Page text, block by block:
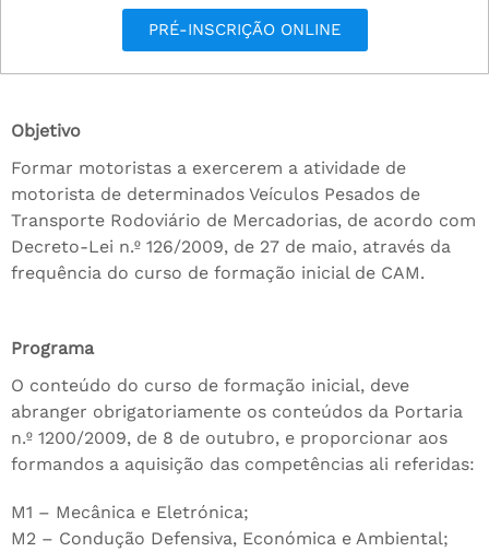
PRÉ-INSCRIÇÃO ONLINE
Objetivo
Formar motoristas a exercerem a atividade de
motorista de determinados Veículos Pesados de
Transporte Rodoviário de Mercadorias, de acordo com
Decreto-Lei n.º 126/2009, de 27 de maio, através da
frequência do curso de formação inicial de CAM.
Programa
O conteúdo do curso de formação inicial, deve
abranger obrigatoriamente os conteúdos da Portaria
n.º 1200/2009, de 8 de outubro, e proporcionar aos
formandos a aquisição das competências ali referidas:
M1 – Mecânica e Eletrónica;
M2 – Condução Defensiva, Económica e Ambiental;